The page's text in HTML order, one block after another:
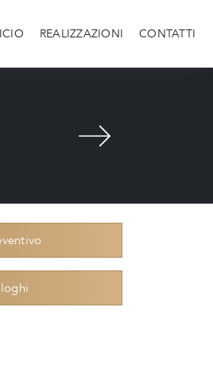
REALIZZAZIONI CONTATTI